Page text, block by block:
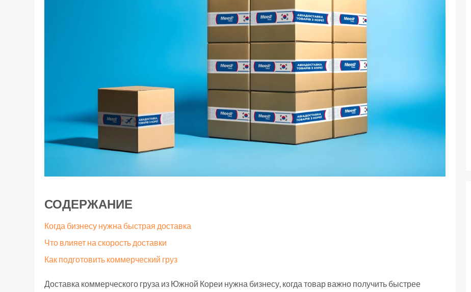
СОДЕРЖАНИЕ
Когда бизнесу нужна быстрая доставка
Что влияет на скорость доставки
Как подготовить коммерческий груз
Доставка коммерческого груза из Южной Кореи нужна бизнесу, когда товар важно получить быстрее